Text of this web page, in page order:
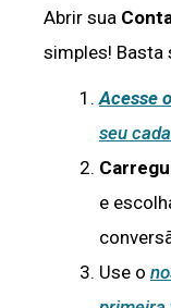
Abrir sua
simples! Basta
Acesse
seu
e
Use o